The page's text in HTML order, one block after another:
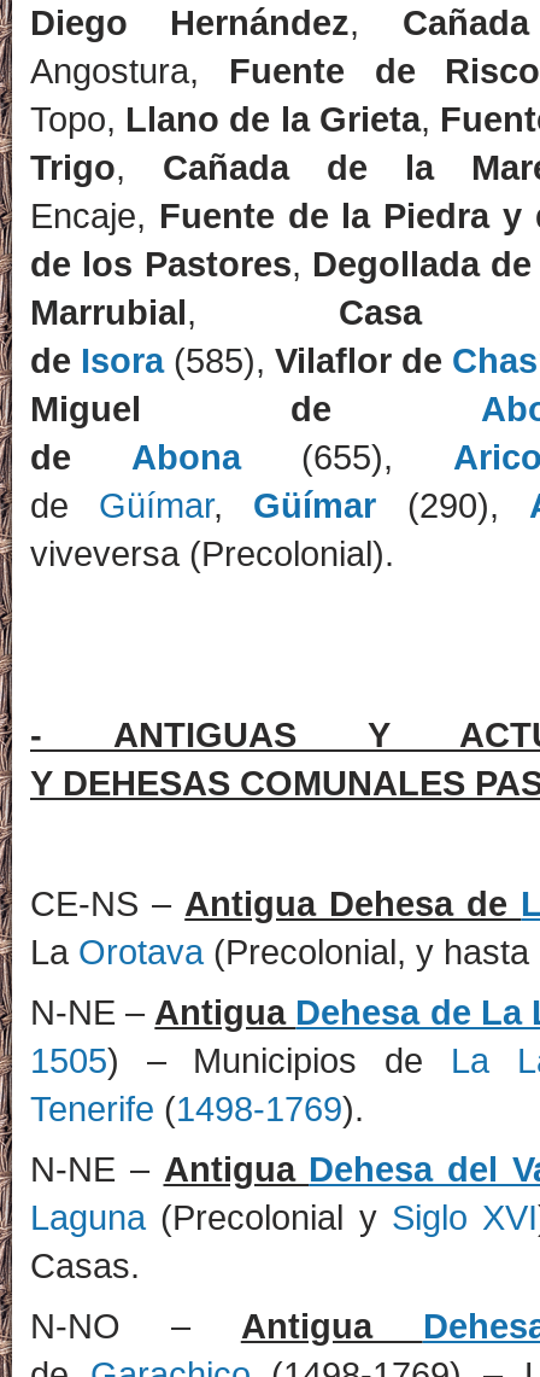
Diego Hernández,
Angostura, Fuente de
Topo, Llano de la Grieta,
Trigo, Cañada de la
Encaje, Fuente de la Piedra
de los Pastores, Degollada
Marrubial, Casa
de Isora(585), Vilaflor de
Miguel de
de Abona(655),
de Güímar, Güímar (290),
viveversa (Precolonial).
- ANTIGUAS Y
Y DEHESAS COMUNALES
CE-NS – Antigua Dehesa de
La Orotava (Precolonial, y hasta
N-NE – Antigua Dehesa de La
1505) – Municipios de La
Tenerife (1498-1769).
N-NE – Antigua Dehesa del
Laguna (Precolonial y Siglo XVI
Casas.
N-NO – Antigua